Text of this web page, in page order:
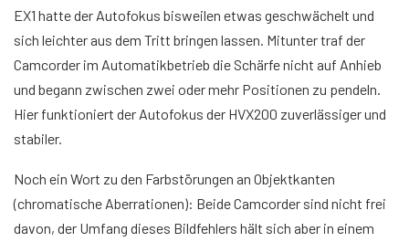
EX1 hatte der Autofokus bisweilen etwas geschwächelt und
sich leichter aus dem Tritt bringen lassen. Mitunter traf der
Camcorder im Automatikbetrieb die Schärfe nicht auf Anhieb
und begann zwischen zwei oder mehr Positionen zu pendeln.
Hier funktioniert der Autofokus der HVX200 zuverlässiger und
stabiler.
Noch ein Wort zu den Farbstörungen an Objektkanten
(chromatische Aberrationen): Beide Camcorder sind nicht frei
davon, der Umfang dieses Bildfehlers hält sich aber in einem